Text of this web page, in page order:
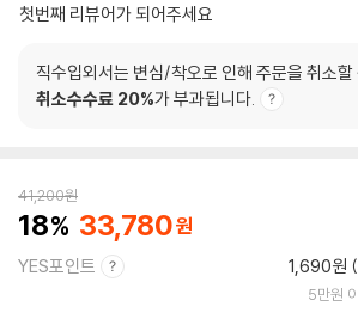
첫번째 리뷰어가 되어주세요
직수입외서는 변심/착오로 인해 주문을 취소할
취소수수료 20%가 부과됩니다.
41,200원
18 33,780
YES포인트 1,690원
5만원